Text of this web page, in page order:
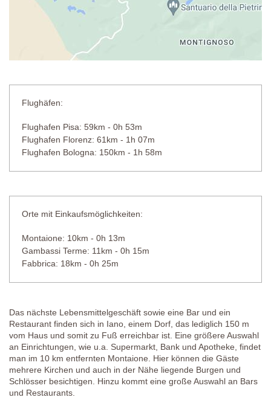
Flughäfen:
Flughafen Pisa: 59km - 0h 53m
Flughafen Florenz: 61km - 1h 07m
Flughafen Bologna: 150km - 1h 58m
Orte mit Einkaufsmöglichkeiten:
Montaione: 10km - 0h 13m
Gambassi Terme: 11km - 0h 15m
Fabbrica: 18km - 0h 25m
Das nächste Lebensmittelgeschäft sowie eine Bar und ein
Restaurant finden sich in Iano, einem Dorf, das lediglich 150 m
vom Haus und somit zu Fuß erreichbar ist. Eine größere Auswahl
an Einrichtungen, wie u.a. Supermarkt, Bank und Apotheke, findet
man im 10 km entfernten Montaione. Hier können die Gäste
mehrere Kirchen und auch in der Nähe liegende Burgen und
Schlösser besichtigen. Hinzu kommt eine große Auswahl an Bars
und Restaurants.